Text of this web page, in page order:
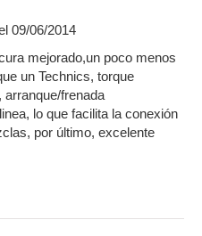
09/06/2014
mejorado,un poco menos
un Technics, torque
frenada
lo que facilita la conexión
por último, excelente